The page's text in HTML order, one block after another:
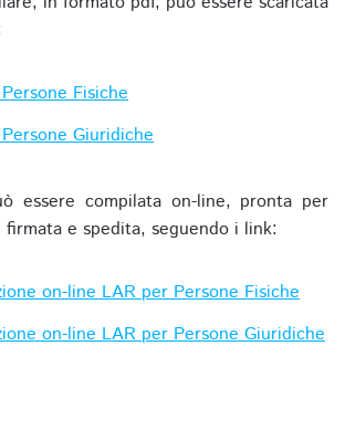
Fisiche
Giuridiche
essere compilata on-line, pronta per
firmata e spedita, seguendo i link:
on-line LAR per Persone Fisiche
on-line LAR per Persone Giuridiche